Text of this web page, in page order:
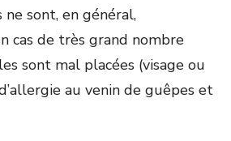
ne sont, en général,
cas de très grand nombre
sont mal placées (visage ou
au venin de guêpes et